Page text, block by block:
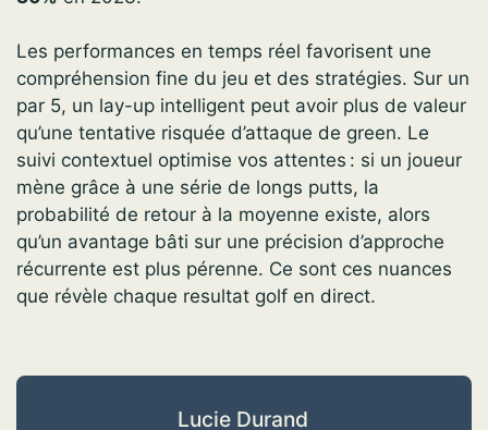
Les performances en temps réel favorisent une
compréhension fine du jeu et des stratégies. Sur un
par 5, un lay-up intelligent peut avoir plus de valeur
qu’une tentative risquée d’attaque de green. Le
suivi contextuel optimise vos attentes : si un joueur
mène grâce à une série de longs putts, la
probabilité de retour à la moyenne existe, alors
qu’un avantage bâti sur une précision d’approche
récurrente est plus pérenne. Ce sont ces nuances
que révèle chaque resultat golf en direct.
Lucie Durand